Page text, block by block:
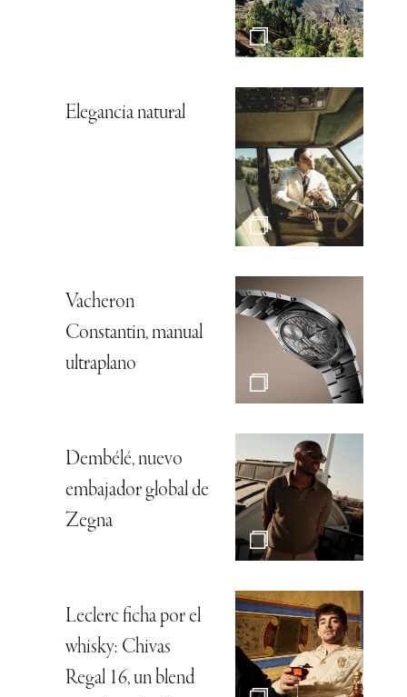
Elegancia natural
Vacheron
Constantin, manual
ultraplano
Dembélé, nuevo
embajador global de
Zegna
Leclerc ficha por el
whisky: Chivas
Regal 16, un blend